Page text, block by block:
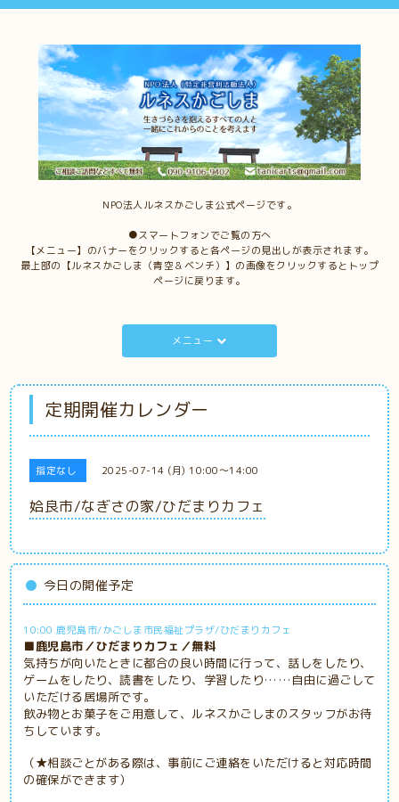
NPO法人ルネスかごしま公式ページです。
●スマートフォンでご覧の方へ
【メニュー】のバナーをクリックすると各ページの見出しが表示されます。
最上部の【ルネスかごしま（青空＆ベンチ）】の画像をクリックするとトップ
ページに戻ります。
メニュー
定期開催カレンダー
指定なし 2025-07-14 (月) 10:00～14:00
姶良市/なぎさの家/ひだまりカフェ
今日の開催予定
10:00 鹿児島市/かごしま市民福祉プラザ/ひだまりカフェ
■鹿児島市／ひだまりカフェ／無料
気持ちが向いたときに都合の良い時間に行って、話しをしたり、
ゲームをしたり、読書をしたり、学習したり……自由に過ごして
いただける居場所です。
飲み物とお菓子をご用意して、ルネスかごしまのスタッフがお待
ちしています。
（★相談ごとがある際は、事前にご連絡をいただけると対応時間
の確保ができます）